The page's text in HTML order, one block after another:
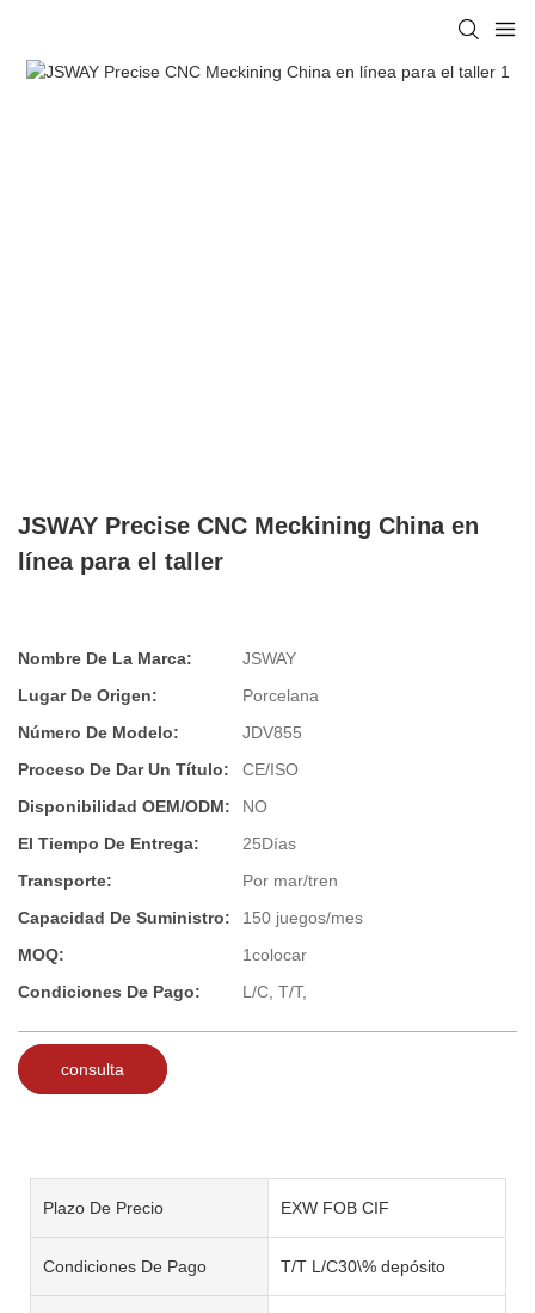
JSWAY Precise CNC Meckining China en
línea para el taller
Nombre De La Marca:
JSWAY
Lugar De Origen:
Porcelana
Número De Modelo:
JDV855
Proceso De Dar Un Título:
CE/ISO
Disponibilidad OEM/ODM:
NO
El Tiempo De Entrega:
25Días
Transporte:
Por mar/tren
Capacidad De Suministro:
150 juegos/mes
MOQ:
1colocar
Condiciones De Pago:
L/C, T/T,
consulta
Plazo De Precio EXW FOB CIF
Condiciones De Pago T/T L/C30\% depósito